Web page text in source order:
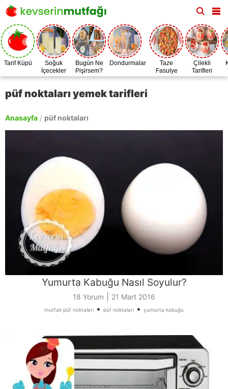
Tarif Küpü
Soğuk
İçecekler
Bugün Ne
Pişirsem?
Dondurmalar
Taze
Fasulye
Zamanı
Çilekli
Tarifleri
püf noktaları yemek tarifleri
Anasayfa / püf noktaları
Yumurta Kabuğu Nasıl Soyulur?
18 Yorum 21 Mart 2016
mutfak püf noktaları • püf noktaları • yumurta kabuğu